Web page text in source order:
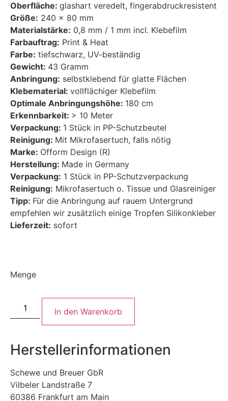
Oberfläche: glashart veredelt, fingerabdruckresistent
Größe: 240 x 80 mm
Materialstärke: 0,8 mm / 1 mm incl. Klebefilm
Farbauftrag: Print & Heat
Farbe: tiefschwarz, UV-beständig
Gewicht: 43 Gramm
Anbringung: selbstklebend für glatte Flächen
Klebematerial: vollflächiger Klebefilm
Optimale Anbringungshöhe: 180 cm
Erkennbarkeit: > 10 Meter
Verpackung: 1 Stück in PP-Schutzbeutel
Reinigung: Mit Mikrofasertuch, falls nötig
Marke: Ofform Design (R)
Herstellung: Made in Germany
Verpackung: 1 Stück in PP-Schutzverpackung
Reinigung: Mikrofasertuch o. Tissue und Glasreiniger
Tipp: Für die Anbringung auf rauem Untergrund
empfehlen wir zusätzlich einige Tropfen Silikonkleber
Lieferzeit: sofort
Menge
In den Warenkorb
Herstellerinformationen
Schewe und Breuer GbR
Vilbeler Landstraße 7
60386 Frankfurt am Main